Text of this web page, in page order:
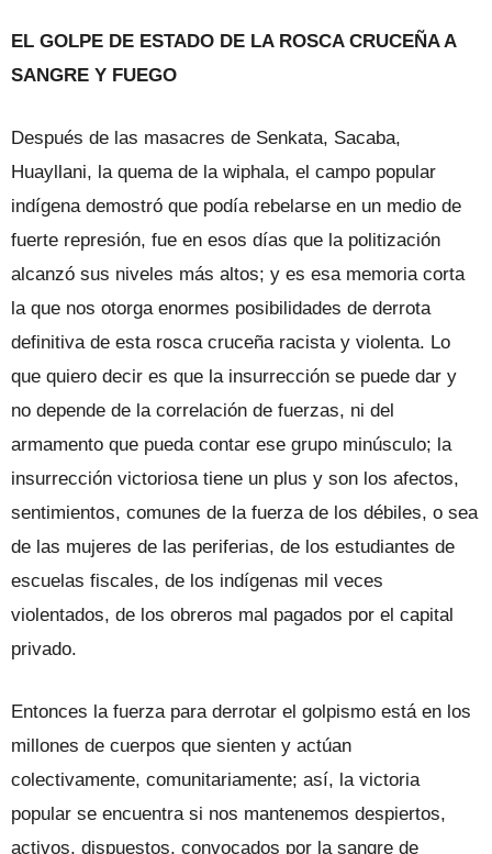
EL GOLPE DE ESTADO DE LA ROSCA CRUCEÑA A
SANGRE Y FUEGO
Después de las masacres de Senkata, Sacaba,
Huayllani, la quema de la wiphala, el campo popular
indígena demostró que podía rebelarse en un medio de
fuerte represión, fue en esos días que la politización
alcanzó sus niveles más altos; y es esa memoria corta
la que nos otorga enormes posibilidades de derrota
definitiva de esta rosca cruceña racista y violenta. Lo
que quiero decir es que la insurrección se puede dar y
no depende de la correlación de fuerzas, ni del
armamento que pueda contar ese grupo minúsculo; la
insurrección victoriosa tiene un plus y son los afectos,
sentimientos, comunes de la fuerza de los débiles, o sea
de las mujeres de las periferias, de los estudiantes de
escuelas fiscales, de los indígenas mil veces
violentados, de los obreros mal pagados por el capital
privado.
Entonces la fuerza para derrotar el golpismo está en los
millones de cuerpos que sienten y actúan
colectivamente, comunitariamente; así, la victoria
popular se encuentra si nos mantenemos despiertos,
activos, dispuestos, convocados por la sangre de